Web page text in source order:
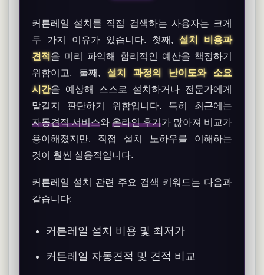
커튼레일 설치를 직접 검색하는 사용자는 크게
두 가지 이유가 있습니다. 첫째, 설치 비용과
견적 을 미리 파악해 합리적인 예산을 책정하기
위함이고, 둘째, 설치 과정의 난이도와 소요
시간을 예상해 스스로 설치하거나 전문가에게
맡길지 판단하기 위함입니다. 특히 최근에는
자동견적 서비스와 온라인 후기가 많아져 비교가
용이해졌지만, 직접 설치 노하우를 이해하는
것이 훨씬 실용적입니다.
커튼레일 설치 관련 주요 검색 키워드는 다음과
같습니다:
커튼레일 설치 비용 및 최저가
커튼레일 자동견적 및 견적 비교